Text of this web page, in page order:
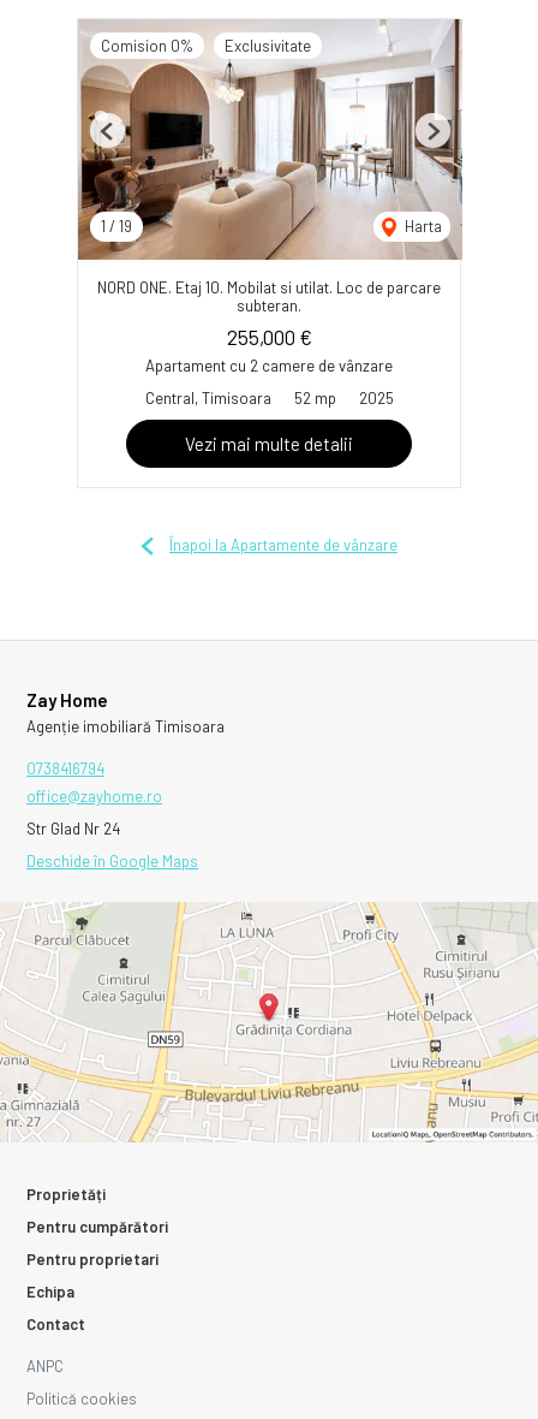
Comision 0% Exclusivitate
1 / 19 Harta
Previous Next
NORD ONE. Etaj 10. Mobilat si utilat. Loc de parcare
subteran.
255,000 €
Apartament cu 2 camere de vânzare
Central, Timisoara
52 mp 2025
Vezi mai multe detalii
Înapoi la Apartamente de vânzare
Zay Home
Agenție imobiliară Timisoara
0738416794
office@zayhome.ro
Str Glad Nr 24
Deschide în Google Maps
Proprietăți
Pentru cumpărători
Pentru proprietari
Echipa
Contact
ANPC
Politică cookies